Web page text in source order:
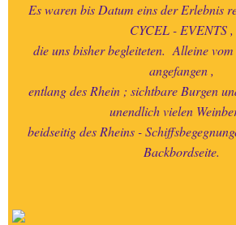
Es waren bis Datum eins der Erlebnis
CYCEL - EVENTS ,
die uns bisher begleiteten. Alleine
angefangen ,
entlang des Rhein ; sichtbare Burgen
unendlich vielen
beidseitig des Rheins -
Backbordseite.